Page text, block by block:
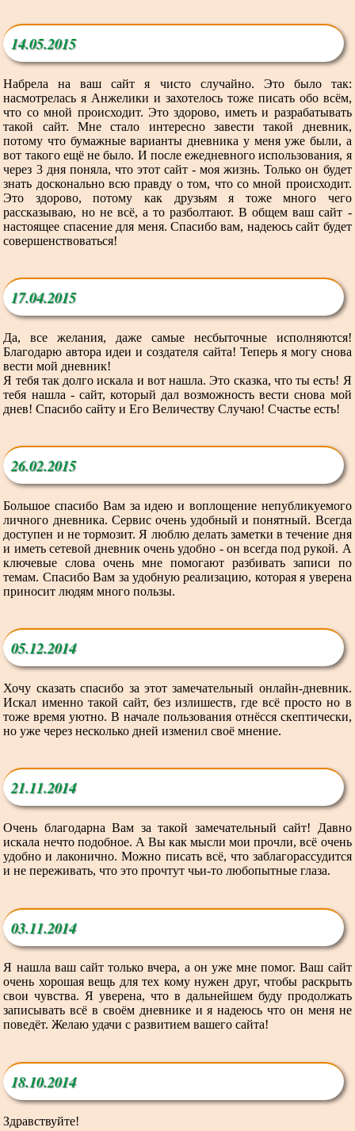
14.05.2015
Набрела на ваш сайт я чисто случайно. Это было так:
насмотрелась я Анжелики и захотелось тоже писать обо всём,
что со мной происходит. Это здорово, иметь и разрабатывать
такой сайт. Мне стало интересно завести такой дневник,
потому что бумажные варианты дневника у меня уже были, а
вот такого ещё не было. И после ежедневного использования, я
через 3 дня поняла, что этот сайт - моя жизнь. Только он будет
знать досконально всю правду о том, что со мной происходит.
Это здорово, потому как друзьям я тоже много чего
рассказываю, но не всё, а то разболтают. В общем ваш сайт -
настоящее спасение для меня. Спасибо вам, надеюсь сайт будет
совершенствоваться!
17.04.2015
Да, все желания, даже самые несбыточные исполняются!
Благодарю автора идеи и создателя сайта! Теперь я могу снова
вести мой дневник!
Я тебя так долго искала и вот нашла. Это сказка, что ты есть! Я
тебя нашла - сайт, который дал возможность вести снова мой
днев! Спасибо сайту и Его Величеству Случаю! Счастье есть!
26.02.2015
Большое спасибо Вам за идею и воплощение непубликуемого
личного дневника. Сервис очень удобный и понятный. Всегда
доступен и не тормозит. Я люблю делать заметки в течение дня
и иметь сетевой дневник очень удобно - он всегда под рукой. А
ключевые слова очень мне помогают разбивать записи по
темам. Спасибо Вам за удобную реализацию, которая я уверена
приносит людям много пользы.
05.12.2014
Хочу сказать спасибо за этот замечательный онлайн-дневник.
Искал именно такой сайт, без излишеств, где всё просто но в
тоже время уютно. В начале пользования отнёсся скептически,
но уже через несколько дней изменил своё мнение.
21.11.2014
Очень благодарна Вам за такой замечательный сайт! Давно
искала нечто подобное. А Вы как мысли мои прочли, всё очень
удобно и лаконично. Можно писать всё, что заблагорассудится
и не переживать, что это прочтут чьи-то любопытные глаза.
03.11.2014
Я нашла ваш сайт только вчера, а он уже мне помог. Ваш сайт
очень хорошая вещь для тех кому нужен друг, чтобы раскрыть
свои чувства. Я уверена, что в дальнейшем буду продолжать
записывать всё в своём дневнике и я надеюсь что он меня не
поведёт. Желаю удачи с развитием вашего сайта!
18.10.2014
Здравствуйте!